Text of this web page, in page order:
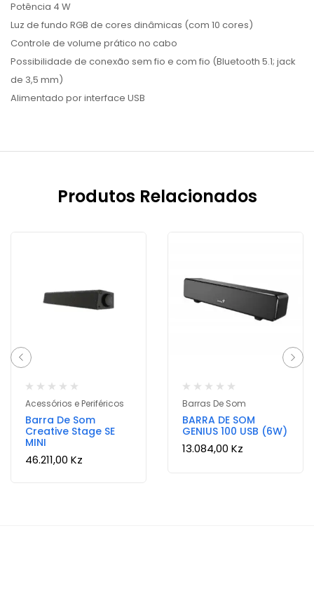
Potência 4 W
Luz de fundo RGB de cores dinâmicas (com 10 cores)
Controle de volume prático no cabo
Possibilidade de conexão sem fio e com fio (Bluetooth 5.1; jack
de 3,5 mm)
Alimentado por interface USB
Produtos Relacionados
Acessórios e Periféricos
Barra De Som
Creative Stage SE
MINI
46.211,00 Kz
Barras De Som
BARRA DE SOM
GENIUS 100 USB (6W)
13.084,00 Kz